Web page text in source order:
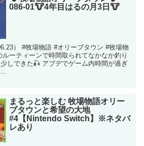
086-01🐮4年目はるの月3日🐮
） #牧場物語 #オリーブタウン #牧場物
ーティーンで時間取られてなかなか釣り
しできた🎣 アプデでゲーム内時間が過ぎ
まるっと楽しむ 牧場物語オリー
ブタウンと希望の大地
#4【Nintendo Switch】※ネタバ
レあり